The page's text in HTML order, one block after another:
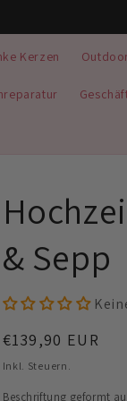
Kerzen
& Sepp
Normaler
Preis
€139,90 EUR
Inkl. Steuern.
Beschriftung geformt